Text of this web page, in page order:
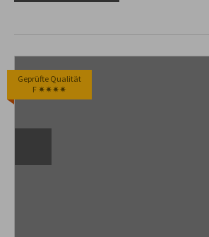
Geprüfte Qualität
F ✷✷✷✷